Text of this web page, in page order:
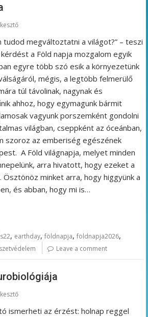
tudod megváltoztatni a világot?” – teszi
a Föld napja mozgalom egyik
egyre több szó esik a környezetünk
mégis, a legtöbb felmerülő
túl távolinak, nagynak és
ahhoz, hogy egymagunk bármit
vagyunk porszemként gondolni
világban, cseppként az óceánban,
szoroz az emberiség egészének
A Föld világnapja, melyet minden
arra hivatott, hogy ezeket a
minket arra, hogy higgyünk a
és abban, hogy mi is…
, earthday,földnapja,földnapja2026,
Leave a comment
ismerheti az érzést: holnap reggel